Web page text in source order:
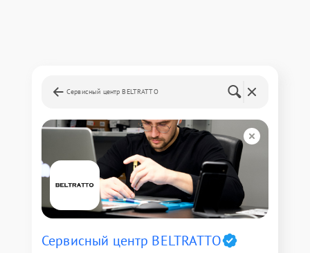
Сервисный центр BELTRATTO
Сервисный центр BELTRATTO